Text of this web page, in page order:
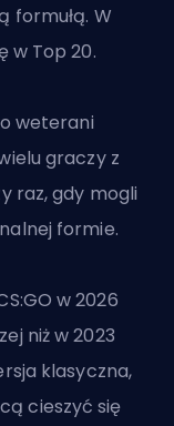
formułą. W
w Top 20.
weterani
graczy z
raz, gdy mogli
formie.
w 2026
niż w 2023
klasyczna,
cieszyć się